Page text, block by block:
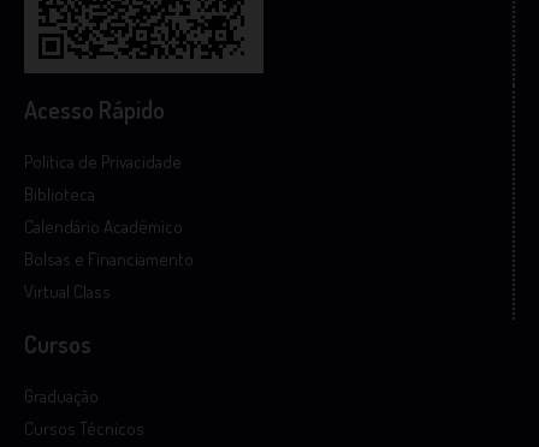
Acesso Rápido
Política de Privacidade
Biblioteca
Calendário Acadêmico
Bolsas e Financiamento
Virtual Class
Cursos
Graduação
Cursos Técnicos